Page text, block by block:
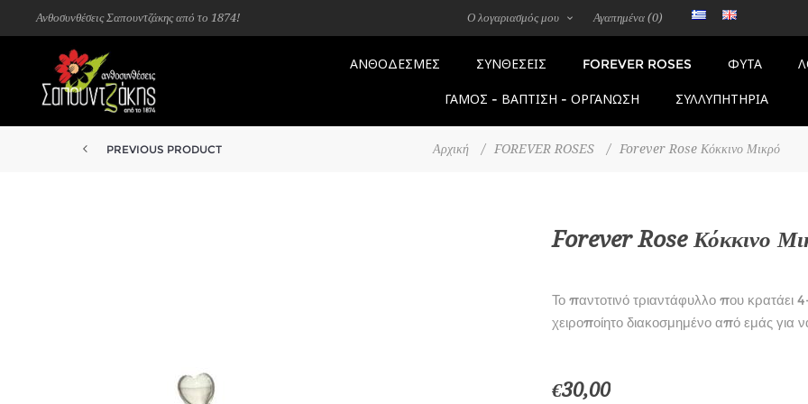
Ανθοσυνθέσεις Σαπουντζάκης από το 1874! Ο λογαριασμός μου Αγαπημένα (0)
ΑΝΘΟΔΕΣΜΕΣ ΣΥΝΘΕΣΕΙΣ FOREVER ROSES ΦΥΤΑ
ΓΑΜΟΣ - ΒΑΠΤΙΣΗ - ΟΡΓΑΝΩΣΗ ΣΥΛΛΥΠΗΤΗΡΙΑ
Αρχική / FOREVER ROSES / Forever Rose Κόκκινο Μικρό
PREVIOUS PRODUCT
Forever Rose Κόκκινο
Το παντοτινό τριαντάφυλλο που
χειροποίητο διακοσμημένο από εμάς για
€30,00